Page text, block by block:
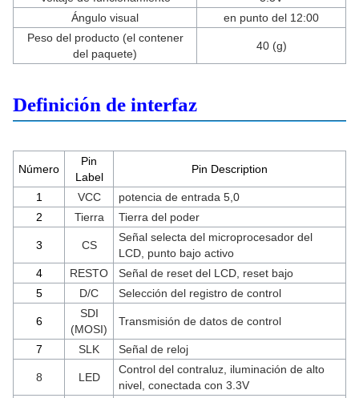
Ángulo visual
en punto del 12:00
Peso del producto (el contener
del paquete)
40 (g)
Definición de interfaz
Número
Pin
Label
Pin Description
1 VCC
potencia de entrada 5,0
2
Tierra Tierra del poder
3 CS
Señal selecta del microprocesador del
LCD, punto bajo activo
4
RESTO
Señal de reset del LCD, reset bajo
5
D/C Selección del registro de control
6
SDI
(MOSI)
Transmisión de datos de control
7 SLK Señal de reloj
8 LED
Control del contraluz, iluminación de alto
nivel, conectada con 3.3V